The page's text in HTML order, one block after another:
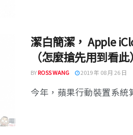
潔白簡潔， Apple
（怎麼搶先用到看此）
BYROSS WANG 2019 年 08 月 26 日
今年，蘋果行動裝置系統